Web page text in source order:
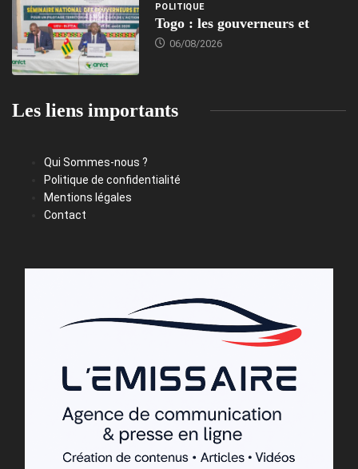
POLITIQUE
Togo : les gouverneurs et
06/08/2026
Les liens importants
Qui Sommes-nous ?
Politique de confidentialité
Mentions légales
Contact